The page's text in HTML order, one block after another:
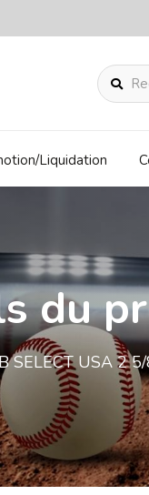
Liquidation
du
SELECT USA 2